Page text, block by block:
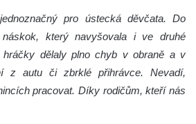
pro ústecká děvčata. Do
který navyšovala i ve druhé
hráčky dělaly plno chyb v obraně a v
z autu či zbrklé přihrávce. Nevadí,
pracovat. Díky rodičům, kteří nás